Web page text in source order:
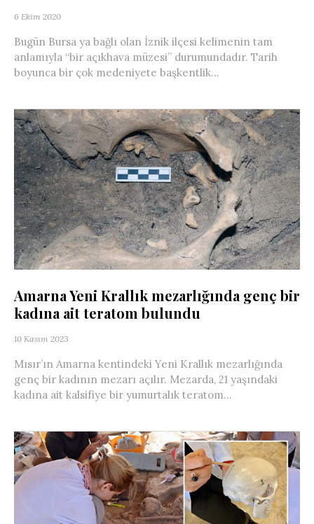
6 Ekim 2020
Bugün Bursa ya bağlı olan İznik ilçesi kelimenin tam
anlamıyla “bir açıkhava müzesi” durumundadır. Tarih
boyunca bir çok medeniyete başkentlik...
Amarna Yeni Krallık mezarlığında genç bir
kadına ait teratom bulundu
10 Kasım 2023
Mısır’ın Amarna kentindeki Yeni Krallık mezarlığında
genç bir kadının mezarı açılır. Mezarda, 21 yaşındaki
kadına ait kalsifiye bir yumurtalık teratom...